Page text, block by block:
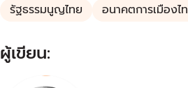
รัฐธรรมนูญไทย
อนาคตการเมืองไ
ผู้เขียน: